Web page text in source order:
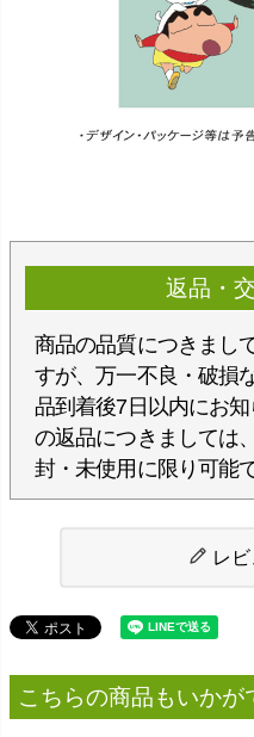
返品・
商品の品質につきまし
すが、万一不良・破損
品到着後7日以内にお
の返品につきましては
封・未使用に限り可能で
レビ
こちらの商品もいかが